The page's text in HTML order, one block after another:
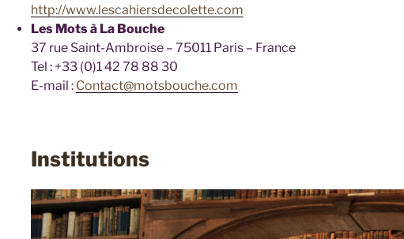
http://www.lescahiersdecolette.com
Les Mots à La Bouche
37 rue Saint-Ambroise – 75011 Paris – France
Tel : +33 (0)1 42 78 88 30
E-mail : Contact@motsbouche.com
Institutions